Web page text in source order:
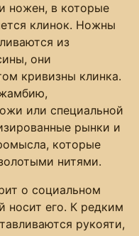
ножен, в которые
клинок. Ножны
из
они
кривизны клинка.
или специальной
рынки и
которые
нитями.
о социальном
носит его. К редким
рукояти,